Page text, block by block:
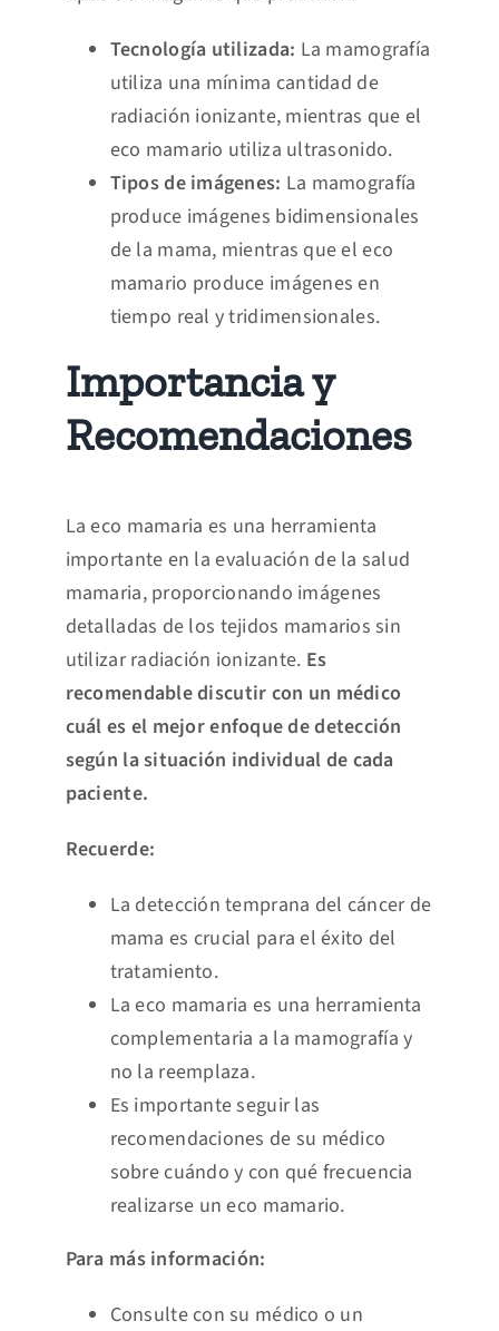
Tecnología utilizada: La mamografía
utiliza una mínima cantidad de
radiación ionizante, mientras que el
eco mamario utiliza ultrasonido.
Tipos de imágenes: La mamografía
produce imágenes bidimensionales
de la mama, mientras que el eco
mamario produce imágenes en
tiempo real y tridimensionales.
Importancia y
Recomendaciones
La eco mamaria es una herramienta
importante en la evaluación de la salud
mamaria, proporcionando imágenes
detalladas de los tejidos mamarios sin
utilizar radiación ionizante. Es
recomendable discutir con un médico
cuál es el mejor enfoque de detección
según la situación individual de cada
paciente.
Recuerde:
La detección temprana del cáncer de
mama es crucial para el éxito del
tratamiento.
La eco mamaria es una herramienta
complementaria a la mamografía y
no la reemplaza.
Es importante seguir las
recomendaciones de su médico
sobre cuándo y con qué frecuencia
realizarse un eco mamario.
Para más información:
Consulte con su médico o un